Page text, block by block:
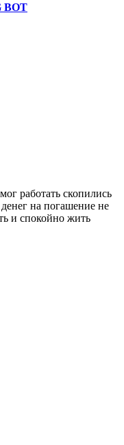
BOT
работать скопились
на погашение не
и спокойно жить